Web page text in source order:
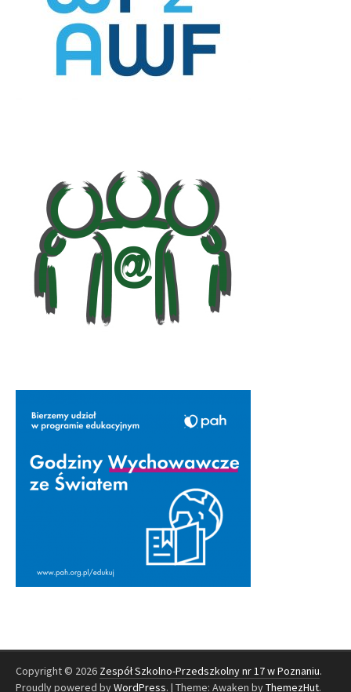
Copyright © 2026 Zespół Szkolno-Przedszkolny nr 17 w Poznaniu.
Proudly powered byWordPress. | Theme: Awaken byThemezHut.